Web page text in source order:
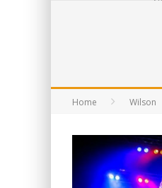
Home Wilson